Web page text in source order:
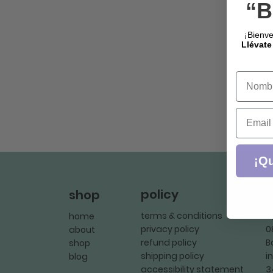
shop
home
about
shop
blog
policy
terms & conditions
privacy policy
refund policy
shipping policy
accessibility statement
Llévate
Name
Email